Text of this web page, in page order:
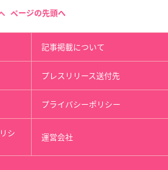
ページの先頭へ
記事掲載について
プレスリリース送付先
プライバシーポリシー
シ 運営会社